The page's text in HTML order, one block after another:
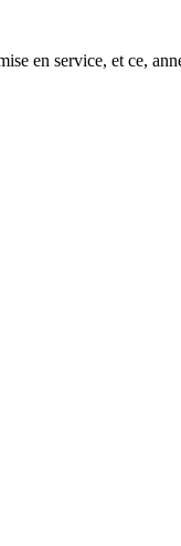
en service, et ce,